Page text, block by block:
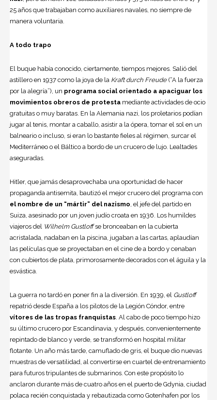
25 años que trabajaban como auxiliares navales, no siempre de
manera voluntaria.
A todo trapo
El buque había conocido, ciertamente, tiempos mejores. Salió del
astillero en 1937 como la joya de la Kraft durch Freude (“A la fuerza
por la alegría”), un programa social orientado a apaciguar los
movimientos obreros de protesta mediante actividades de ocio
gratuitas o muy baratas. En la Alemania nazi, los proletarios podían
jugar al tenis, montar a caballo, asistir a la ópera, tomar el sol en un
balneario o incluso, si eran lo bastante fieles al régimen, surcar el
Mediterráneo o el Báltico a bordo de un crucero de lujo. Lealtades
aseguradas.
Hitler, que jamás desaprovechaba una oportunidad de hacer
propaganda antisemita, bautizó el mejor crucero del programa con
el nombre de un “mártir” del nazismo, el jefe del partido en
Suiza, asesinado por un joven judío croata en 1936. Los humildes
viajeros del Wilhelm Gustloffse bronceaban en la cubierta
acristalada, nadaban en la piscina, jugaban a las cartas, aplaudían
las películas que se proyectaban en el cine de a bordo y cenaban
con cubiertos de plata, primorosamente decorados con el águila y la
esvástica.
La guerra no tardó en poner fin a la diversión. En 1939, el Gustloff
repatrió desde España a los pilotos de la Legión Cóndor, entre
vítores de las tropas franquistas. Al cabo de poco tiempo hizo
su último crucero por Escandinavia, y después, convenientemente
repintado de blanco y verde, se transformó en hospital militar
flotante. Un año más tarde, camuflado de gris, el buque dio nuevas
muestras de versatilidad, al convertirse en cuartel de entrenamiento
para futuros tripulantes de submarinos. Con este propósito lo
anclaron durante más de cuatro años en el puerto de Gdynia, ciudad
polaca recién conquistada y rebautizada como Gotenhafen por los